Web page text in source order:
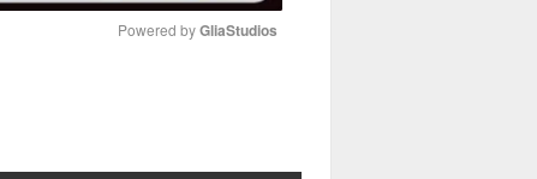
Powered by GliaStudios